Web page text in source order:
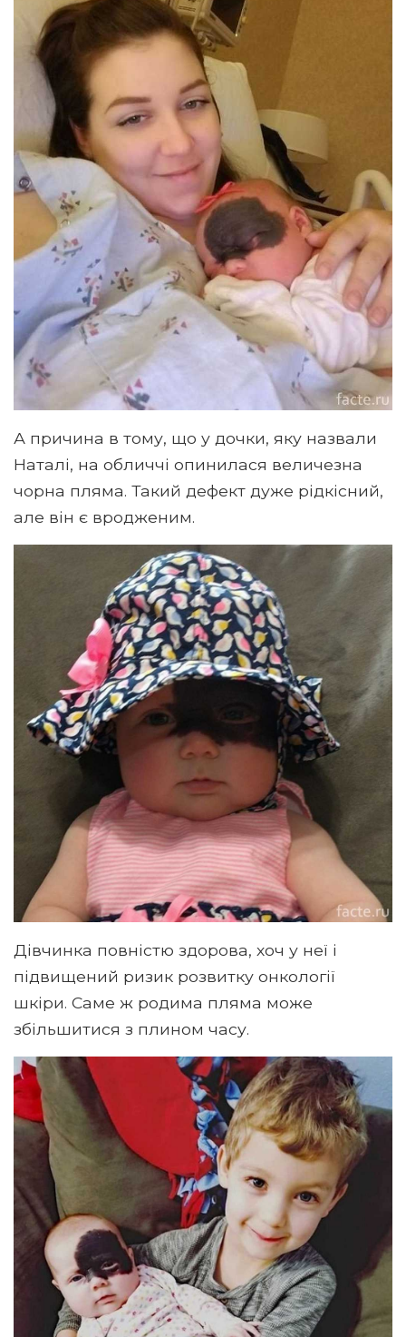
А причина в тому, що у дочки, яку назвали
Наталі, на обличчі опинилася величезна
чорна пляма. Такий дефект дуже рідкісний,
але він є вродженим.
Дівчинка повністю здорова, хоч у неї і
підвищений ризик розвитку онкології
шкіри. Саме ж родима пляма може
збільшитися з плином часу.